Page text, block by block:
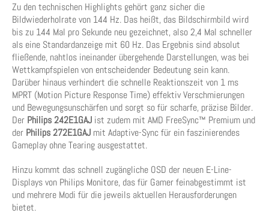
Zu den technischen Highlights gehört ganz sicher die
Bildwiederholrate von 144 Hz. Das heißt, das Bildschirmbild wird
bis zu 144 Mal pro Sekunde neu gezeichnet, also 2,4 Mal schneller
als eine Standardanzeige mit 60 Hz. Das Ergebnis sind absolut
fließende, nahtlos ineinander übergehende Darstellungen, was bei
Wettkampfspielen von entscheidender Bedeutung sein kann.
Darüber hinaus verhindert die schnelle Reaktionszeit von 1 ms
MPRT (Motion Picture Response Time) effektiv Verschmierungen
und Bewegungsunschärfen und sorgt so für scharfe, präzise Bilder.
Der Philips 242E1GAJ ist zudem mit AMD FreeSync™ Premium und
der Philips272E1GAJ mit Adaptive-Sync für ein faszinierendes
Gameplay ohne Tearing ausgestattet.
Hinzu kommt das schnell zugängliche OSD der neuen E-Line-
Displays von Philips Monitore, das für Gamer feinabgestimmt ist
und mehrere Modi für die jeweils aktuellen Herausforderungen
bietet.